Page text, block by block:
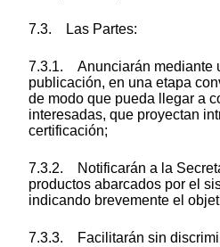
7.3. Las Partes:
7.3.1. Anunciarán mediante
publicación, en una etapa
de modo que pueda llegar a
interesadas, que proyectan
certificación;
7.3.2. Notificarán a la
productos abarcados por el
indicando brevemente el
7.3.3. Facilitarán sin